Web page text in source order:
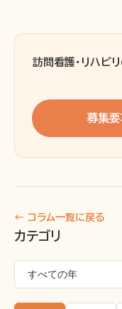
訪問看護・リハビ
募集要
← コラム一覧に戻る
カテゴリ